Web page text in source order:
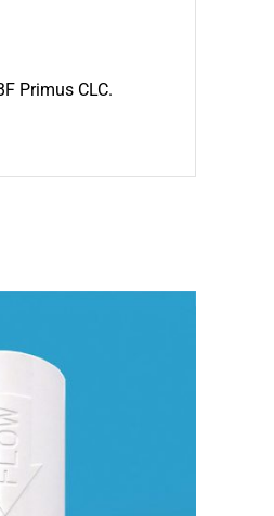
Primus CLC.